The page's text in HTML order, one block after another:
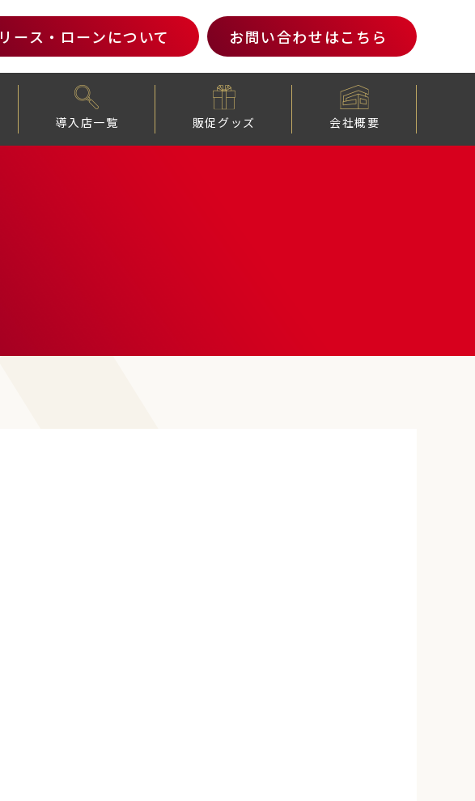
リース・ローンについて お問い合わせはこちら
導入店一覧 販促グッズ 会社概要